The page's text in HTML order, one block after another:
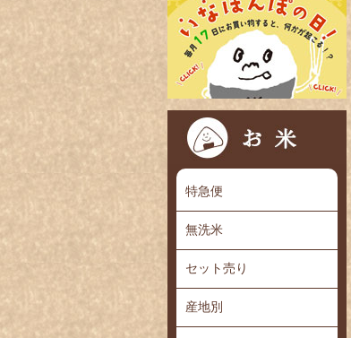
特急便
無洗米
セット売り
産地別